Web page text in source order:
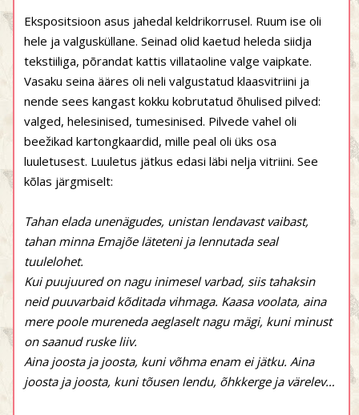
Ekspositsioon asus jahedal keldrikorrusel. Ruum ise oli
hele ja valgusküllane. Seinad olid kaetud heleda siidja
tekstiiliga, põrandat kattis villataoline valge vaipkate.
Vasaku seina ääres oli neli valgustatud klaasvitriini ja
nende sees kangast kokku kobrutatud õhulised pilved:
valged, helesinised, tumesinised. Pilvede vahel oli
beežikad kartongkaardid, mille peal oli üks osa
luuletusest. Luuletus jätkus edasi läbi nelja vitriini. See
kõlas järgmiselt:
Tahan elada unenägudes, unistan lendavast vaibast,
tahan minna Emajõe läteteni ja lennutada seal
tuulelohet.
Kui puujuured on nagu inimesel varbad, siis tahaksin
neid puuvarbaid kõditada vihmaga. Kaasa voolata, aina
mere poole mureneda aeglaselt nagu mägi, kuni minust
on saanud ruske liiv.
Aina joosta ja joosta, kuni võhma enam ei jätku. Aina
joosta ja joosta, kuni tõusen lendu, õhkkerge ja värelev…